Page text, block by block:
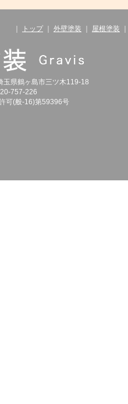
トップ 外壁塗装 屋根塗装
玉県鶴ヶ島市三ツ木119-18
757-226
可(般-16)第59396号